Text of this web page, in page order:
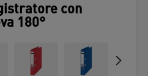
con
180°